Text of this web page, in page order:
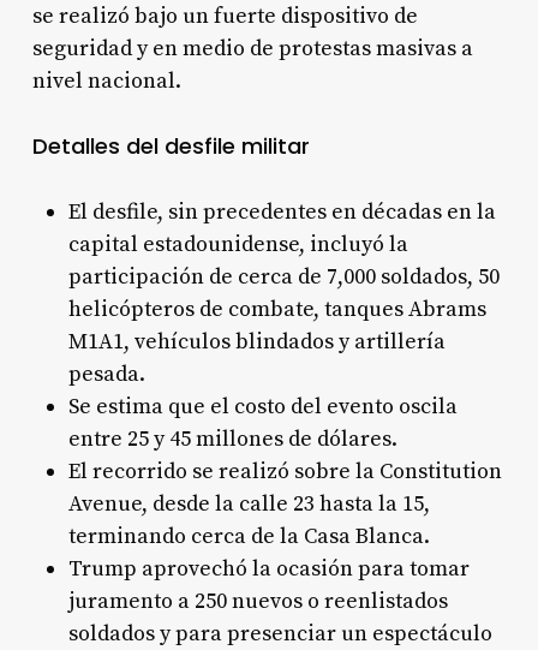
se realizó bajo un fuerte dispositivo de
seguridad y en medio de protestas masivas a
nivel nacional.
Detalles del desfile militar
El desfile, sin precedentes en décadas en la
capital estadounidense, incluyó la
participación de cerca de 7,000 soldados, 50
helicópteros de combate, tanques Abrams
M1A1, vehículos blindados y artillería
pesada.
Se estima que el costo del evento oscila
entre 25 y 45 millones de dólares.
El recorrido se realizó sobre la Constitution
Avenue, desde la calle 23 hasta la 15,
terminando cerca de la Casa Blanca.
Trump aprovechó la ocasión para tomar
juramento a 250 nuevos o reenlistados
soldados y para presenciar un espectáculo